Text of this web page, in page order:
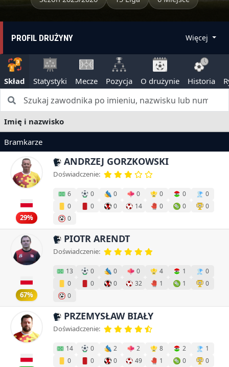
PROFIL DRUŻYNY Więcej
Skład Statystyki Mecze Pozycja O drużynie Historia
Imię i nazwisko
Bramkarze
29%
ANDRZEJ GORZKOWSKI
Doświadczenie:
6 0 0 0 0 0
0
0
0 0 14 0 0
0
0
67%
PIOTR ARENDT
Doświadczenie:
13 0 0 0 4 1
0
0
0 0 32 1 1
0
0
PRZEMYSŁAW BIAŁY
Doświadczenie:
14 0 2 2 8 2
1
0
0 0 49 1 0
0